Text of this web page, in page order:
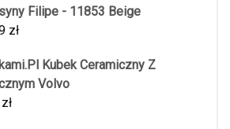
Filipe - 11853 Beige
zł
Kubek Ceramiczny Z
Volvo
zł